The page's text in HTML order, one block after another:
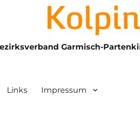
Garmisch-
Links Impressum